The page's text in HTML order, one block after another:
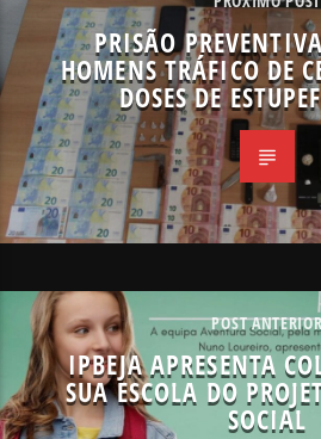
PRISÃO
HOMENS TRÁFICO DE
DOSES DE
POST
IPBEJA APRESENTA
SUA ESCOLA DO
SOCIAL